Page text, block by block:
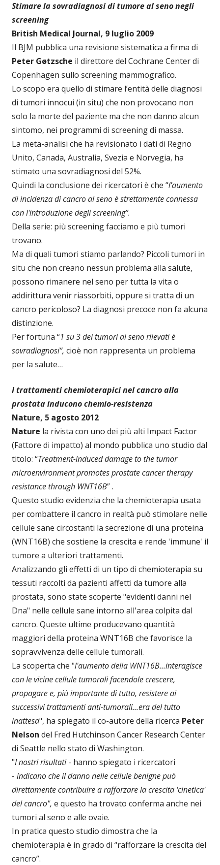
Stimare la sovradiagnosi di tumore al seno negli
screening
British Medical Journal, 9 luglio 2009
Il BJM pubblica una revisione sistematica a firma di
Peter Gøtzsche il direttore del Cochrane Center di
Copenhagen sullo screening mammografico.
Lo scopo era quello di stimare l’entità delle diagnosi
di tumori innocui (in situ) che non provocano non
solo la morte del paziente ma che non danno alcun
sintomo, nei programmi di screening di massa.
La meta-analisi che ha revisionato i dati di Regno
Unito, Canada, Australia, Svezia e Norvegia, ha
stimato una sovradiagnosi del 52%.
Quindi la conclusione dei ricercatori è che “l'aumento
di incidenza di cancro al seno è strettamente connessa
con l'introduzione degli screening”.
Della serie: più screening facciamo e più tumori
trovano.
Ma di quali tumori stiamo parlando? Piccoli tumori in
situ che non creano nessun problema alla salute,
possono rimanere nel seno per tutta la vita o
addirittura venir riassorbiti, oppure si tratta di un
cancro pericoloso? La diagnosi precoce non fa alcuna
distinzione.
Per fortuna “1 su 3 dei tumori al seno rilevati è
sovradiagnosi”, cioè non rappresenta un problema
per la salute…
I trattamenti chemioterapici nel cancro alla
prostata inducono chemio-resistenza
Nature, 5 agosto 2012
Nature la rivista con uno dei più alti Impact Factor
(Fattore di impatto) al mondo pubblica uno studio dal
titolo: “Treatment-induced damage to the tumor
microenvironment promotes prostate cancer therapy
resistance through WNT16B” .
Questo studio evidenzia che la chemioterapia usata
per combattere il cancro in realtà può stimolare nelle
cellule sane circostanti la secrezione di una proteina
(WNT16B) che sostiene la crescita e rende 'immune' il
tumore a ulteriori trattamenti.
Analizzando gli effetti di un tipo di chemioterapia su
tessuti raccolti da pazienti affetti da tumore alla
prostata, sono state scoperte "evidenti danni nel
Dna" nelle cellule sane intorno all'area colpita dal
cancro. Queste ultime producevano quantità
maggiori della proteina WNT16B che favorisce la
sopravvivenza delle cellule tumorali.
La scoperta che "l'aumento della WNT16B...interagisce
con le vicine cellule tumorali facendole crescere,
propagare e, più importante di tutto, resistere ai
successivi trattamenti anti-tumorali...era del tutto
inattesa", ha spiegato il co-autore della ricerca Peter
Nelson del Fred Hutchinson Cancer Research Center
di Seattle nello stato di Washington.
"I nostri risultati- hanno spiegato i ricercatori
- indicano che il danno nelle cellule benigne può
direttamente contribuire a rafforzare la crescita 'cinetica'
del cancro", e questo ha trovato conferma anche nei
tumori al seno e alle ovaie.
In pratica questo studio dimostra che la
chemioterapia è in grado di “rafforzare la crescita del
cancro”.